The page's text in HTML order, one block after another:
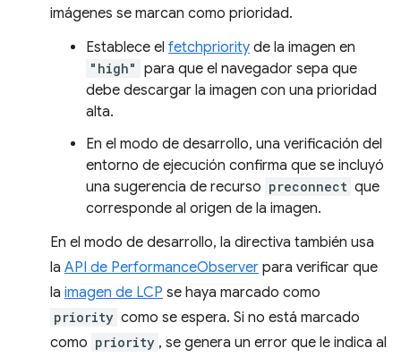
imágenes se marcan como prioridad.
Establece el fetchpriority de la imagen en
"high" para que el navegador sepa que
debe descargar la imagen con una prioridad
alta.
En el modo de desarrollo, una verificación del
entorno de ejecución confirma que se incluyó
una sugerencia de recurso preconnect que
corresponde al origen de la imagen.
En el modo de desarrollo, la directiva también usa
la API de PerformanceObserver para verificar que
la imagen de LCP se haya marcado como
priority como se espera. Si no está marcado
como priority , se genera un error que le indica al